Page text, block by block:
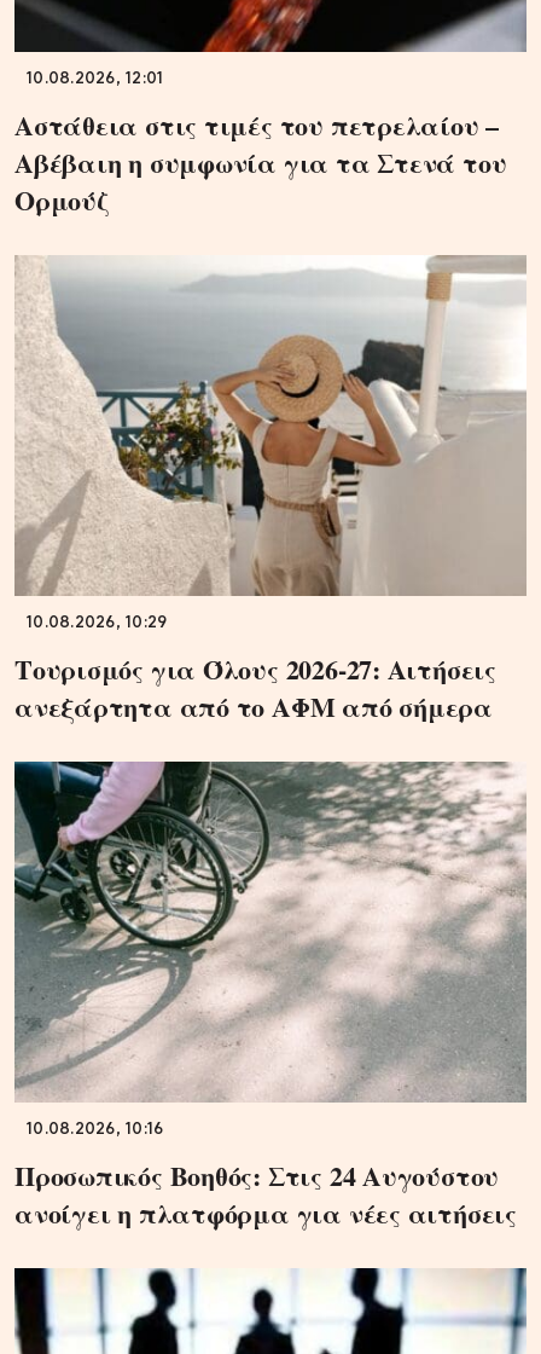
10.08.2026, 12:01
Αστάθεια στις τιμές του πετρελαίου –
Αβέβαιη η συμφωνία για τα Στενά του
Ορμούζ
10.08.2026, 10:29
Τουρισμός για Όλους 2026-27: Αιτήσεις
ανεξάρτητα από το ΑΦΜ από σήμερα
10.08.2026, 10:16
Προσωπικός Βοηθός: Στις 24 Αυγούστου
ανοίγει η πλατφόρμα για νέες αιτήσεις